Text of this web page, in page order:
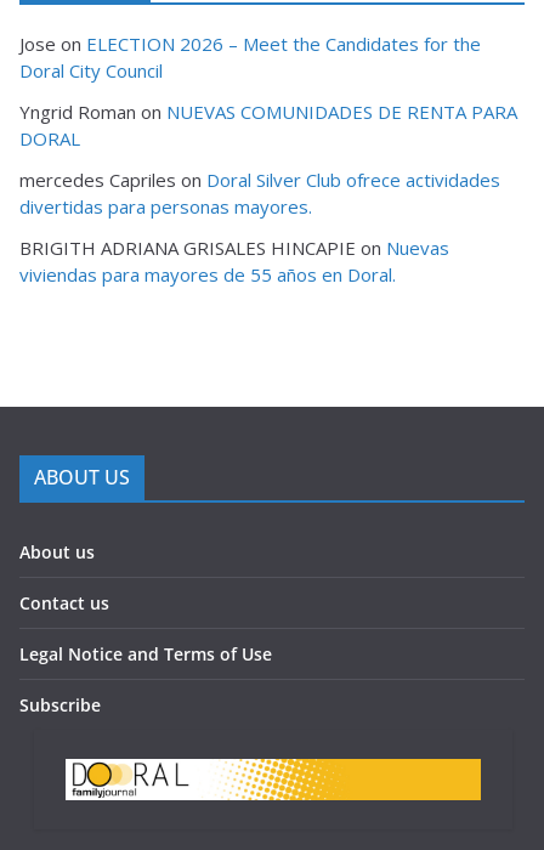
Jose on ELECTION 2026 – Meet the Candidates for the
Doral City Council
Yngrid Roman on NUEVAS COMUNIDADES DE RENTA PARA
DORAL
mercedes Capriles on Doral Silver Club ofrece actividades
divertidas para personas mayores.
BRIGITH ADRIANA GRISALES HINCAPIE on Nuevas
viviendas para mayores de 55 años en Doral.
ABOUT US
About us
Contact us
Legal Notice and Terms of Use
Subscribe